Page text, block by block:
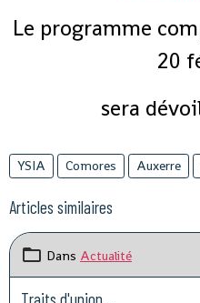
Le programme
20
sera
YSIA Comores Auxerre
Articles similaires
Dans Actualité